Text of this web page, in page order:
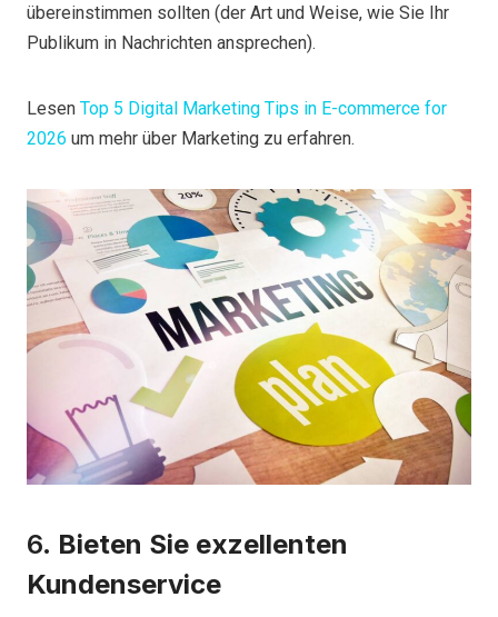
übereinstimmen sollten (der Art und Weise, wie Sie Ihr
Publikum in Nachrichten ansprechen).
Lesen Top 5 Digital Marketing Tips in E-commerce for
2026 um mehr über Marketing zu erfahren.
6. Bieten Sie exzellenten
Kundenservice